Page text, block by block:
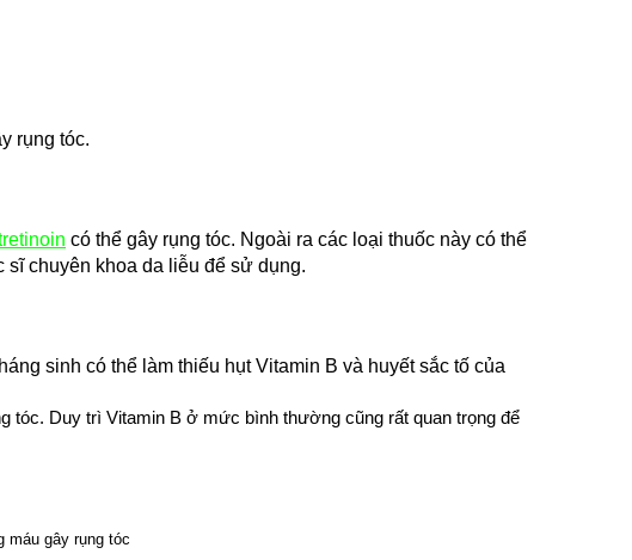
nhé
rụng tóc.
có thể gây rụng tóc. Ngoài ra các loại thuốc này có thể
sĩ chuyên khoa da liễu để sử dụng.
sinh có thể làm thiếu hụt Vitamin B và huyết sắc tố của
tóc. Duy trì Vitamin B ở mức bình thường cũng rất quan trọng để